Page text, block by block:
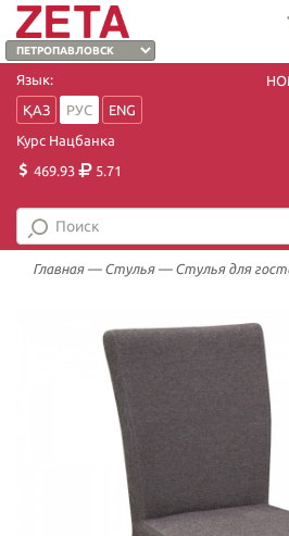
Язык:
ҚАЗ
РУС
ENG
Курс Нацбанка
469.93
5.71
Главная— Стулья— Стулья для